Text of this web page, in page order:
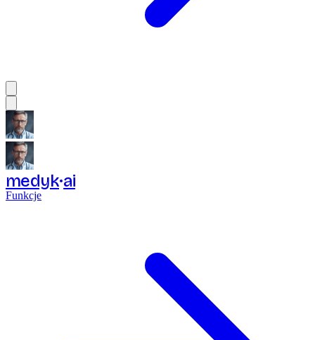
medyk ai
Funkcje